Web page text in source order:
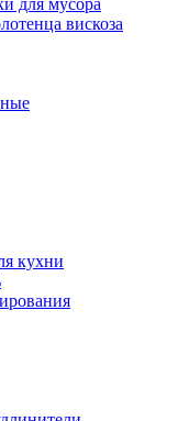
для мусора
вискоза
кухни